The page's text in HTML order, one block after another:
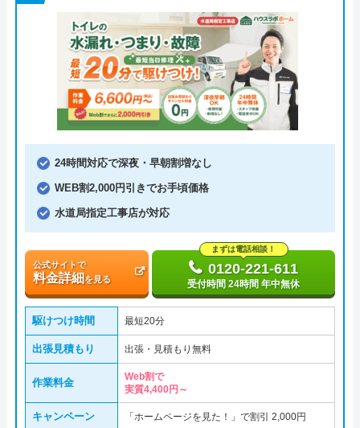
24時間対応で深夜・早朝割増なし
WEB割2,000円引きでお手頃価格
水道局指定工事店が対応
公式サイトで
料金詳細を見る
まずは電話相談！
0120-221-611
受付時間 24時間 年中無休
駆けつけ時間 最短20分
出張見積もり 出張・見積もり無料
作業料金
Web割で
実質4,400円～
キャンペーン 「ホームページを見た！」で割引 2,000円